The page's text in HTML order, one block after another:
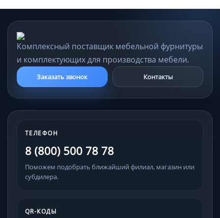
Комплексный поставщик мебельной фурнитуры
и комплектующих для производства мебели.
Заказать звонок Контакты
ТЕЛЕФОН
8 (800) 500 78 78
Поможем подобрать ближайший филиал, магазин или
субдилера.
QR-КОДЫ